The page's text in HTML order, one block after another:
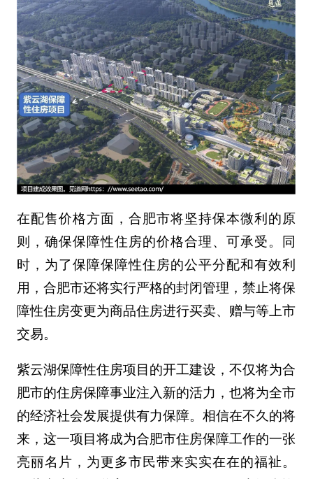
在配售价格方面，合肥市将坚持保本微利的原
则，确保保障性住房的价格合理、可承受。同
时，为了保障保障性住房的公平分配和有效利
用，合肥市还将实行严格的封闭管理，禁止将保
障性住房变更为商品住房进行买卖、赠与等上市
交易。
紫云湖保障性住房项目的开工建设，不仅将为合
肥市的住房保障事业注入新的活力，也将为全市
的经济社会发展提供有力保障。相信在不久的将
来，这一项目将成为合肥市住房保障工作的一张
亮丽名片，为更多市民带来实实在在的福祉。